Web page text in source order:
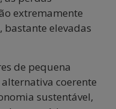
extremamente
bastante elevadas
de pequena
coerente
sustentável,